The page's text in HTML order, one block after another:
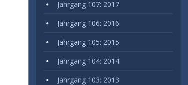
Jahrgang 107: 2017
Jahrgang 106: 2016
Jahrgang 105: 2015
Jahrgang 104: 2014
Jahrgang 103: 2013